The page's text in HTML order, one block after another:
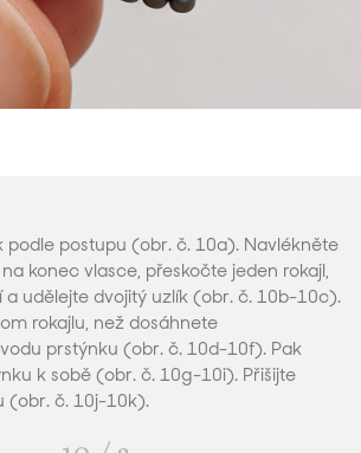
podle postupu (obr. č. 10a). Navlékněte
konec vlasce, přeskočte jeden rokajl,
a udělejte dvojitý uzlík (obr. č. 10b-10c).
rokajlu, než dosáhnete
prstýnku (obr. č. 10d-10f). Pak
k sobě (obr. č. 10g-10i). Přišijte
(obr. č. 10j-10k).